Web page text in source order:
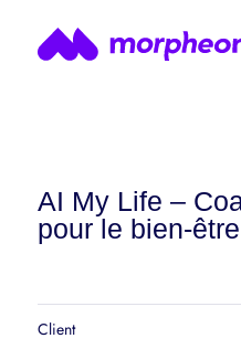
AI My Life –
pour le bien-
Client